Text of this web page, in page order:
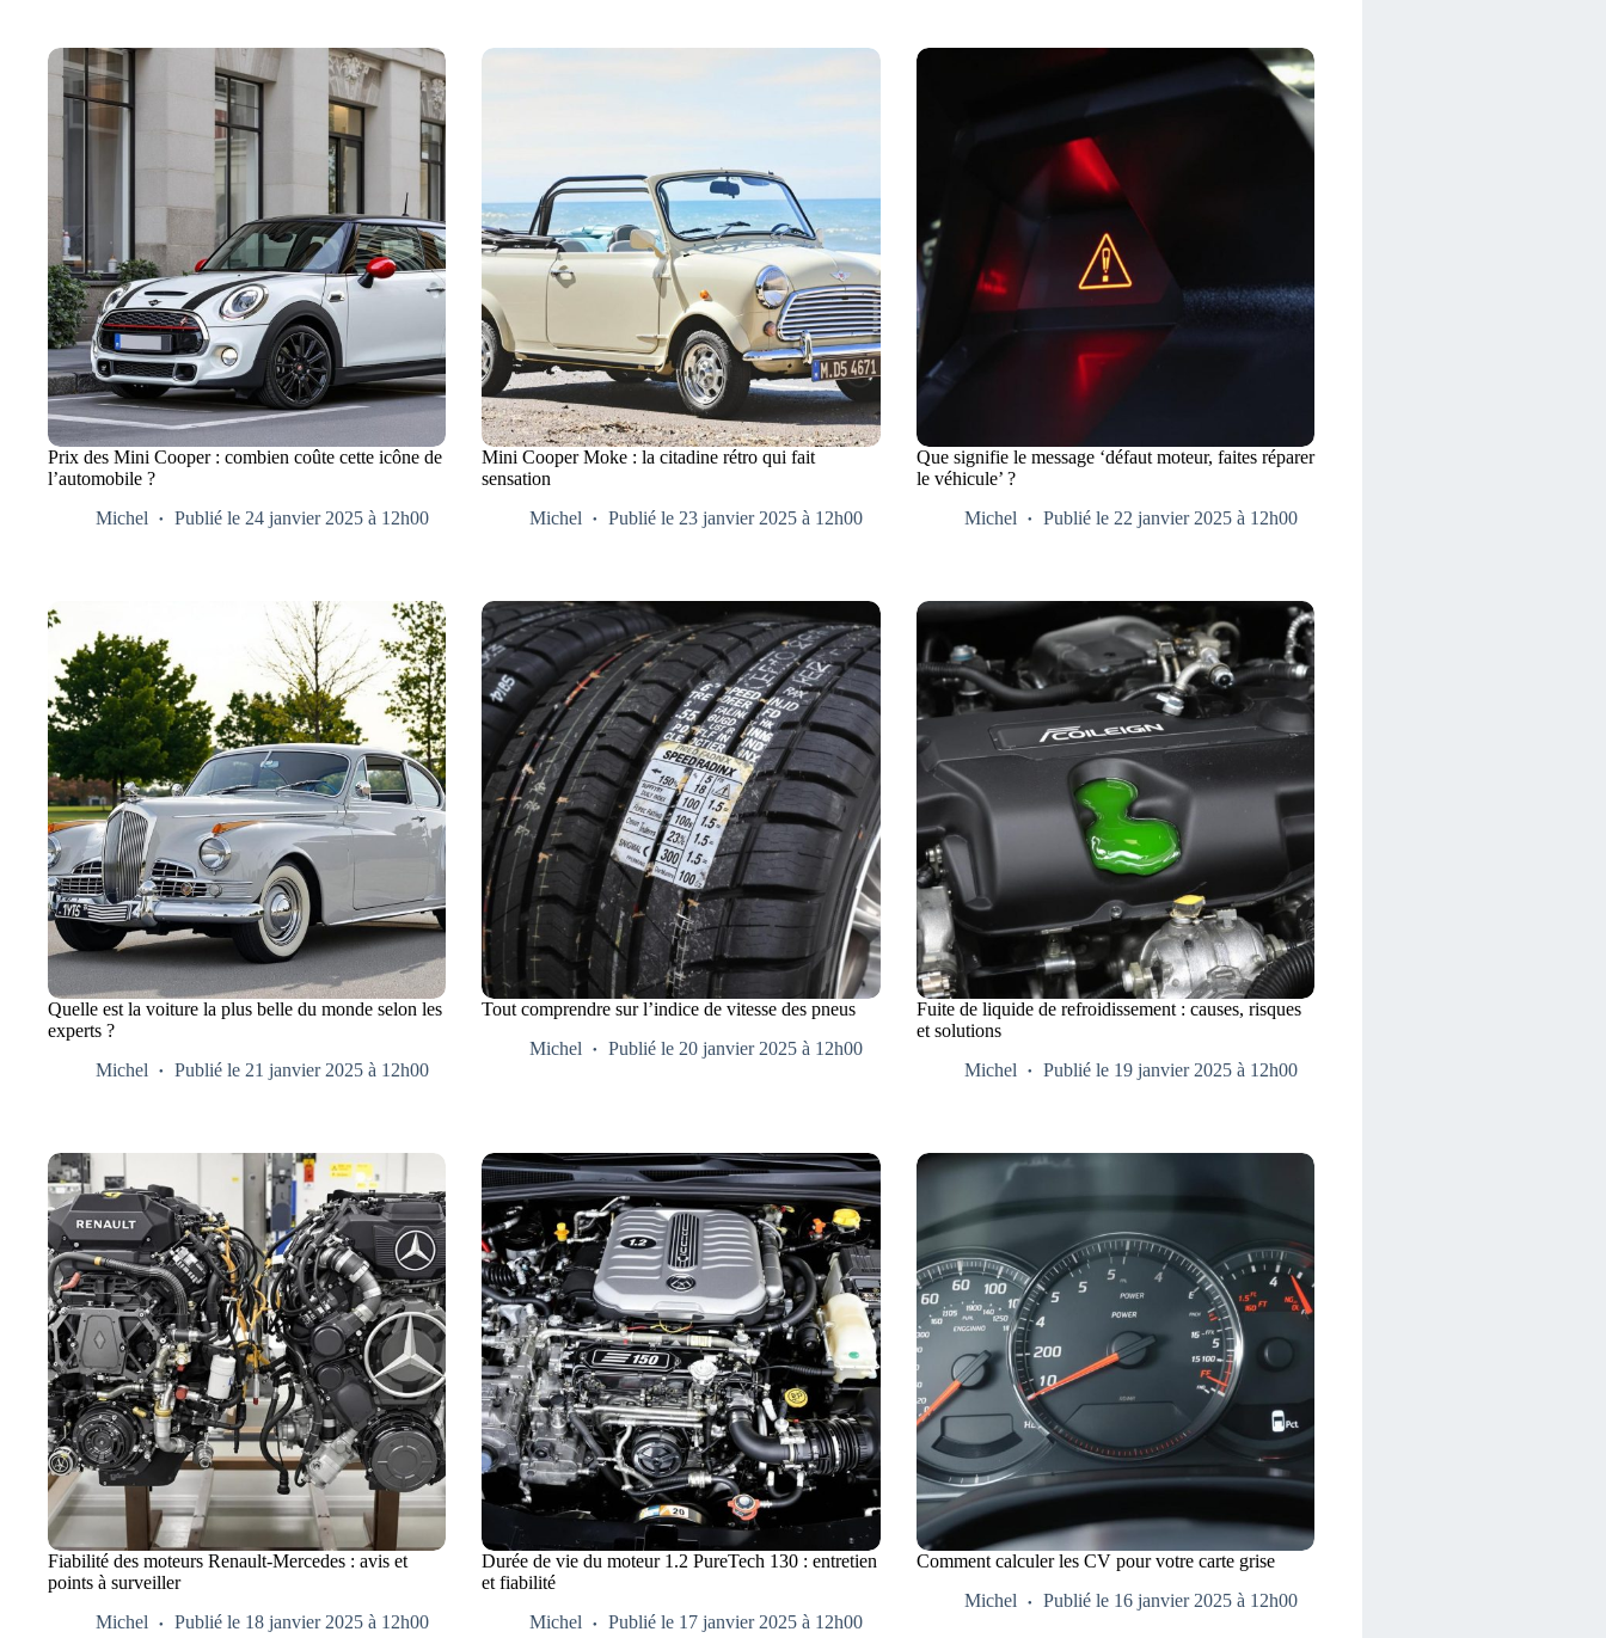
Prix des Mini Cooper : combien coûte cette icône de
l’automobile ?
Michel
Publié le 24 janvier 2025 à 12h00
Mini Cooper Moke : la citadine rétro qui fait
sensation
Michel
Publié le 23 janvier 2025 à 12h00
Que signifie le message ‘défaut moteur, faites réparer
le véhicule’ ?
Michel
Publié le 22 janvier 2025 à 12h00
Quelle est la voiture la plus belle du monde selon les
experts ?
Michel
Publié le 21 janvier 2025 à 12h00
Tout comprendre sur l’indice de vitesse des pneus
Michel
Publié le 20 janvier 2025 à 12h00
Fuite de liquide de refroidissement : causes, risques
et solutions
Michel
Publié le 19 janvier 2025 à 12h00
Fiabilité des moteurs Renault-Mercedes : avis et
points à surveiller
Michel
Publié le 18 janvier 2025 à 12h00
Durée de vie du moteur 1.2 PureTech 130 : entretien
et fiabilité
Michel
Publié le 17 janvier 2025 à 12h00
Comment calculer les CV pour votre carte grise
Michel
Publié le 16 janvier 2025 à 12h00